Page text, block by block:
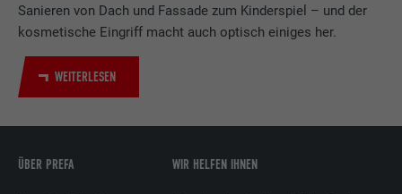
Sanieren von Dach und Fassade zum Kinderspiel – und der
kosmetische Eingriff macht auch optisch einiges her.
WEITERLESEN
ÜBER PREFA WIR HELFEN IHNEN
Laufzeit 2 Jahre
Zweck
Name UserMatchHistory